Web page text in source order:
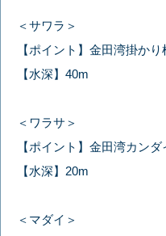
＜サワラ＞
【ポイント】金田湾掛かり
【水深】40m
＜ワラサ＞
【ポイント】金田湾カン
【水深】20m
＜マダイ＞